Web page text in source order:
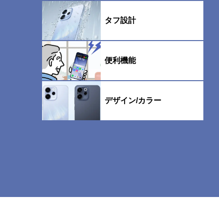
タフ設計
便利機能
デザイン/カラー